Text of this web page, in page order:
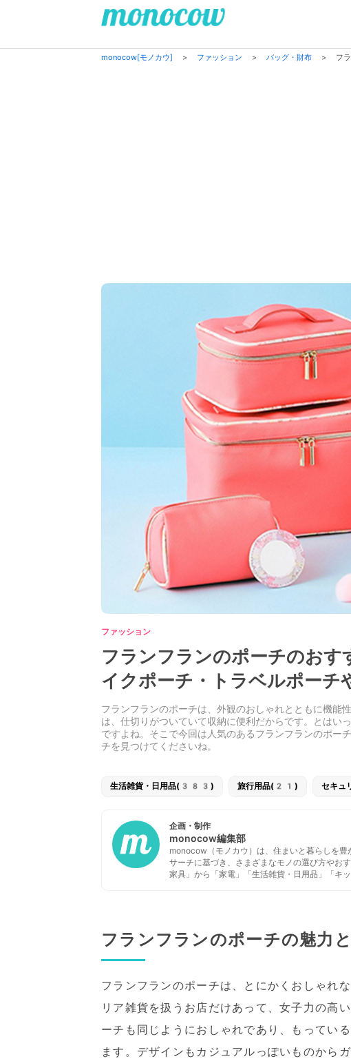
monocow[モノカウ] > ファッション > バッグ・財布 > フ
ファッション
フランフランのポーチのお
イクポーチ・トラベルポーチ
フランフランのポーチは、外観のおしゃれとともに機能
は、仕切りがついていて収納に便利だからです。とはい
ですよね。そこで今回は人気のあるフランフランのポー
チを見つけてくださいね。
生活雑貨・日用品(383) 旅行用品(21) セキュ
企画・制作
monocow編集部
monocow（モノカウ）は、住まいと暮らしを
サーチに基づき、さまざまなモノの選び方やお
家具」から「家電」「生活雑貨・日用品」「キ
フランフランのポーチの魅力
フランフランのポーチは、とにかくおしゃれ
リア雑貨を扱うお店だけあって、女子力の高
ーチも同じようにおしゃれであり、もってい
ます。デザインもカジュアルっぽいものから